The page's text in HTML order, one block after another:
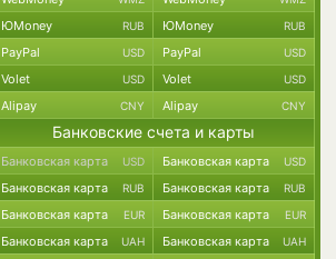
ЮMoney RUB ЮMoney RUB
PayPal USD PayPal USD
Volet USD Volet USD
Alipay CNY Alipay CNY
Банковские счета и карты
Банковская карта USD Банковская карта USD
Банковская карта RUB Банковская карта RUB
Банковская карта EUR Банковская карта EUR
Банковская карта UAH Банковская карта UAH